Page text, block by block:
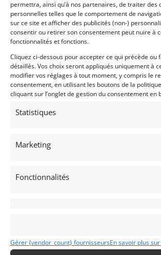
permettra, ainsi qu’à nos partenaires, de traiter des
personnelles telles que le comportement de
sur ce site et afficher des publicités (non-)
consentir ou retirer son consentement peut nuire à
fonctionnalités et fonctions.
Cliquez ci-dessous pour accepter ce qui précède ou
détaillés. Vos choix seront appliqués uniquement à
modifier vos réglages à tout moment, y compris le
consentement, en utilisant les boutons de la
cliquant sur l’onglet de gestion du consentement en
Statistiques
Marketing
Fonctionnalités
Gérer {vendor_count} fournisseursEn savoir plus
Voir les 224 annonces de
Publié: 24 novembre 2018 (il y a 8 ans)
AUTO
Voitures de collection
Italiennes
500
Modifier mon annonce